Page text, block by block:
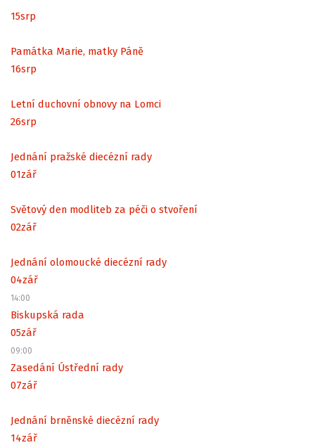
15srp
Památka Marie, matky Páně
16srp
Letní duchovní obnovy na Lomci
26srp
Jednání pražské diecézní rady
01zář
Světový den modliteb za péči o stvoření
02zář
Jednání olomoucké diecézní rady
04zář
14:00
Biskupská rada
05zář
09:00
Zasedání Ústřední rady
07zář
Jednání brněnské diecézní rady
14zář